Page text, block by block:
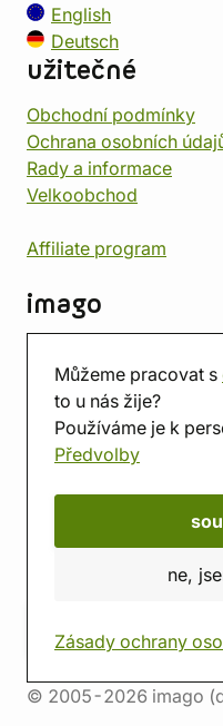
Můžeme pracovat s
to u nás žije?
Používáme je k
Předvolby
ne,
Zásady ochrany
English
Deutsch
užitečné
Obchodní podmínky
Ochrana osobních
Rady a informace
Velkoobchod
Affiliate program
imago
Prodejna
Herna
O nás
Hodnocení obchodu
© 2005-2026 imago